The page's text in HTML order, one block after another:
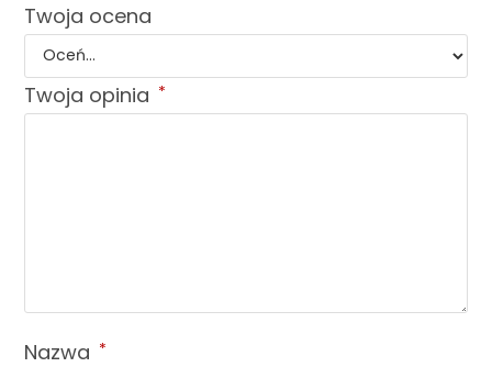
Twoja ocena
Twoja opinia *
Nazwa *